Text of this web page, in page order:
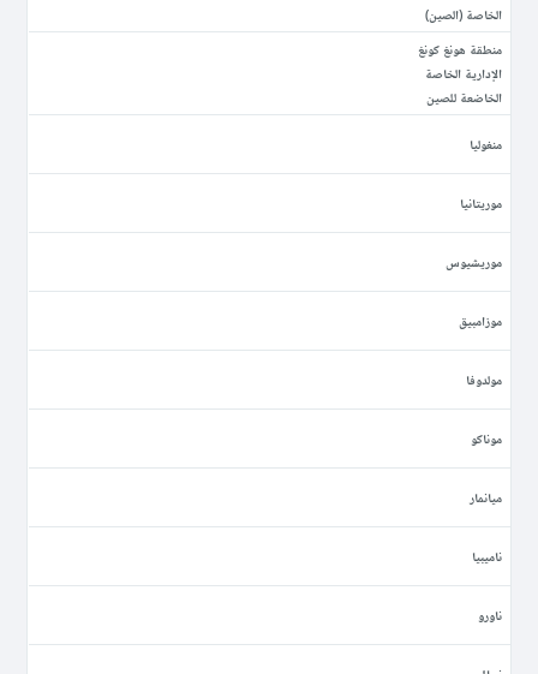
الخاصة (الصين)
منطقة هونغ كونغ
الإدارية الخاصة
الخاضعة للصين
منغوليا
موريتانيا
موريشيوس
موزامبيق
مولدوفا
موناكو
ميانمار
ناميبيا
ناورو